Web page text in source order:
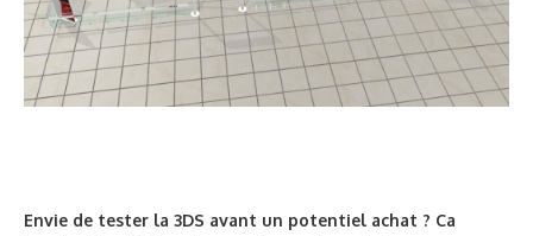
Envie de tester la 3DS avant un potentiel achat ? Ca